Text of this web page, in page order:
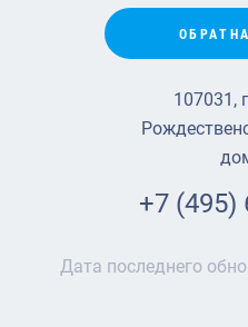
107031,
+7 (495)
Дата последнего